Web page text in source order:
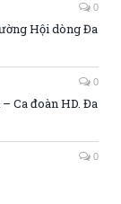
0
Hội dòng Đa
0
Ca đoàn HD. Đa
0